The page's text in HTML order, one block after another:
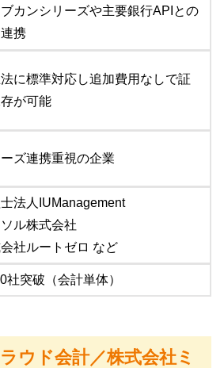
カンシリーズや主要銀行APIとの
携
に標準対応し追加費用なしで証
が可能
ズ連携重視の企業
法人IUManagement
ル株式会社
社ルートゼロ など
社突破（会計単体）
ウド会計／株式会社ミ